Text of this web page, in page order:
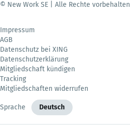
© New Work SE | Alle Rechte vorbehalten
Impressum
AGB
Datenschutz bei XING
Datenschutzerklärung
Mitgliedschaft kündigen
Tracking
Mitgliedschaften widerrufen
Sprache Deutsch